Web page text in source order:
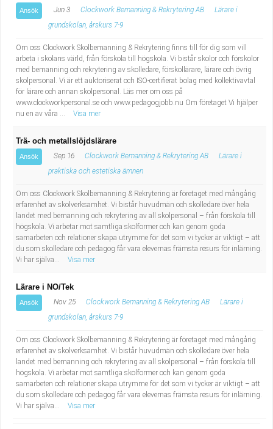
Ansök Jun 3 Clockwork Bemanning & Rekrytering AB
Lärare i
grundskolan, årskurs 7-9
Om oss Clockwork Skolbemanning & Rekrytering finns till för dig som vill
arbeta i skolans värld, från förskola till högskola. Vi bistår skolor och förskolor
med bemanning och rekrytering av skolledare, förskollärare, lärare och övrig
skolpersonal. Vi är ett auktoriserat och ISO-certifierat bolag med kollektivavtal
för lärare och annan skolpersonal. Läs mer om oss på
www.clockworkpersonal.se och www.pedagogjobb.nu Om företaget Vi hjälper
nu en av våra ...
Visa mer
Trä- och metallslöjdslärare
Ansök Sep 16 Clockwork Bemanning & Rekrytering AB
Lärare i
praktiska och estetiska ämnen
Om oss Clockwork Skolbemanning & Rekrytering är företaget med mångårig
erfarenhet av skolverksamhet. Vi bistår huvudmän och skolledare över hela
landet med bemanning och rekrytering av all skolpersonal – från förskola till
högskola. Vi arbetar mot samtliga skolformer och kan genom goda
samarbeten och relationer skapa utrymme för det som vi tycker är viktigt – att
du som skolledare och pedagog får vara elevernas främsta resurs för inlärning.
Vi har själva...
Visa mer
Lärare i NO/Tek
Ansök Nov 25 Clockwork Bemanning & Rekrytering AB
Lärare i
grundskolan, årskurs 7-9
Om oss Clockwork Skolbemanning & Rekrytering är företaget med mångårig
erfarenhet av skolverksamhet. Vi bistår huvudmän och skolledare över hela
landet med bemanning och rekrytering av all skolpersonal – från förskola till
högskola. Vi arbetar mot samtliga skolformer och kan genom goda
samarbeten och relationer skapa utrymme för det som vi tycker är viktigt – att
du som skolledare och pedagog får vara elevernas främsta resurs för inlärning.
Vi har själva...
Visa mer